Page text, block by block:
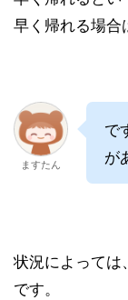
早く帰れる場合
ますたん
で
が
状況によっては
です。